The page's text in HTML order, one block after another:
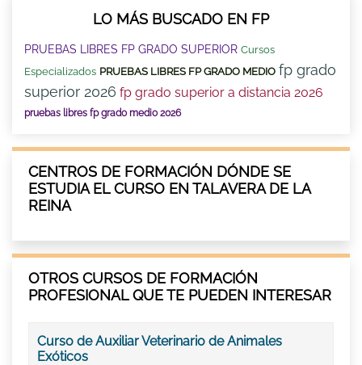
LO MÁS BUSCADO EN FP
PRUEBAS LIBRES FP GRADO SUPERIOR Cursos
Especializados PRUEBAS LIBRES FP GRADO MEDIO fp grado
superior 2026 fp grado superior a distancia 2026
pruebas libres fp grado medio 2026
CENTROS DE FORMACIÓN DÓNDE SE
ESTUDIA EL CURSO EN TALAVERA DE LA
REINA
OTROS CURSOS DE FORMACIÓN
PROFESIONAL QUE TE PUEDEN INTERESAR
Curso de Auxiliar Veterinario de Animales
Exóticos